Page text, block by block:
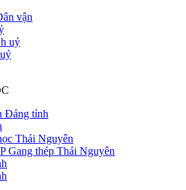
vận
uỷ
Đảng tỉnh
Thái Nguyên
Gang thép Thái Nguyên